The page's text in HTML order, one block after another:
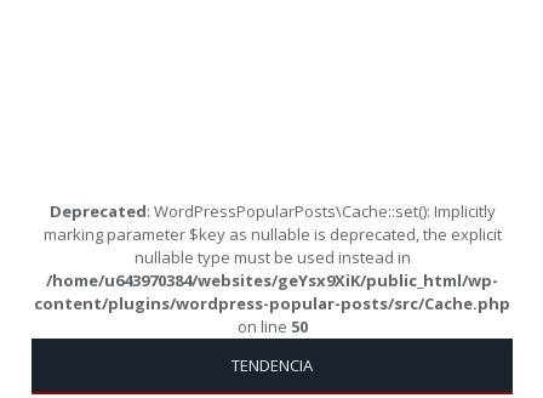
Deprecated: WordPressPopularPosts\Cache::set(): Implicitly
marking parameter $key as nullable is deprecated, the explicit
nullable type must be used instead in
/home/u643970384/websites/geYsx9XiK/public_html/wp-
content/plugins/wordpress-popular-posts/src/Cache.php
on line 50
TENDENCIA